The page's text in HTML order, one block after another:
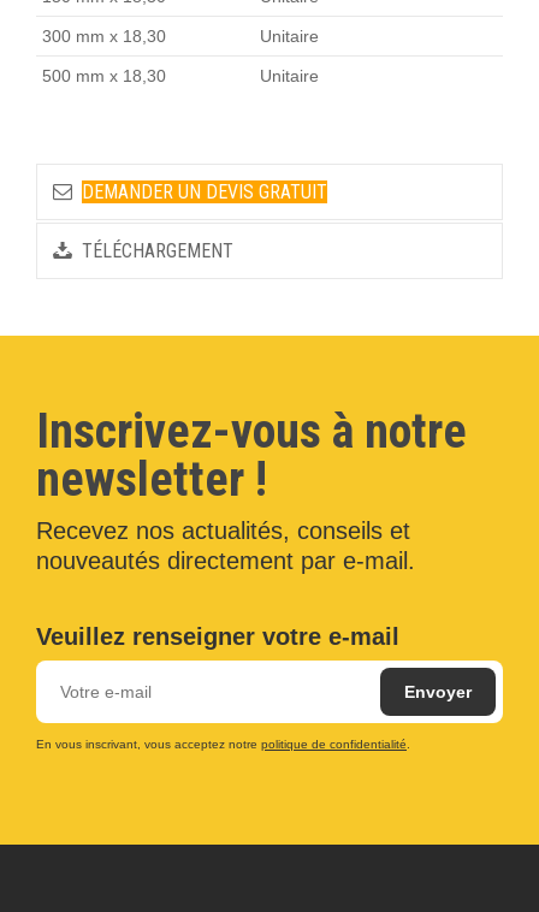
300 mm x 18,30 Unitaire
500 mm x 18,30 Unitaire
DEMANDER UN DEVIS GRATUIT
TÉLÉCHARGEMENT
Inscrivez-vous à notre
newsletter !
Recevez nos actualités, conseils et
nouveautés directement par e-mail.
Veuillez renseigner votre e-mail
En vous inscrivant, vous acceptez notre politique de confidentialité